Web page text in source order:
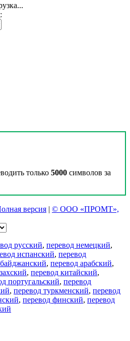
только 5000 символов за
версия | © ООО «ПРОМТ»,
русский, перевод немецкий,
испанский, перевод
, перевод арабский,
, перевод китайский,
португальский, перевод
, перевод туркменский, перевод
, перевод финский, перевод